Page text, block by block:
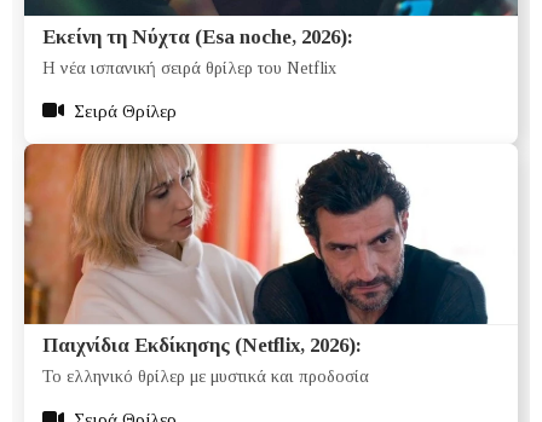
Εκείνη τη Νύχτα (Esa noche, 2026):
Η νέα ισπανική σειρά θρίλερ του Netflix
Σειρά Θρίλερ
Παιχνίδια Εκδίκησης (Netflix, 2026):
Το ελληνικό θρίλερ με μυστικά και προδοσία